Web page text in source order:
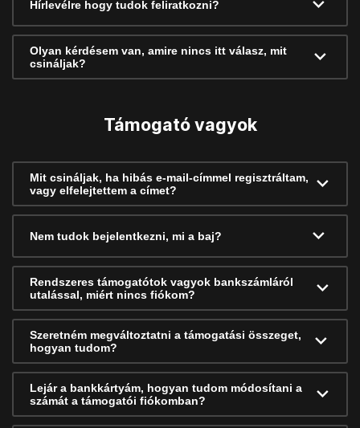
Hírlevélre hogy tudok feliratkozni?
Olyan kérdésem van, amire nincs itt válasz, mit
csináljak?
Támogató vagyok
Mit csináljak, ha hibás e-mail-címmel regisztráltam,
vagy elfelejtettem a címet?
Nem tudok bejelentkezni, mi a baj?
Rendszeres támogatótok vagyok bankszámláról
utalással, miért nincs fiókom?
Szeretném megváltoztatni a támogatási összeget,
hogyan tudom?
Lejár a bankkártyám, hogyan tudom módosítani a
számát a támogatói fiókomban?